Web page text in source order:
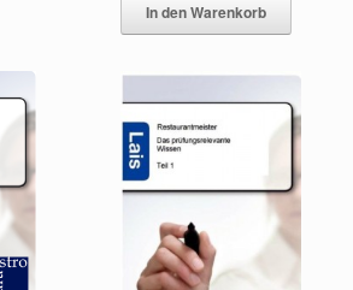
In den Warenkorb